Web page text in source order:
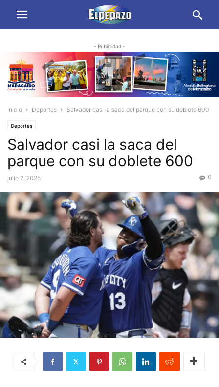
- Publicidad -
Inicio Deportes Salvador casi la saca del parque con su doblete 600
Deportes
Salvador casi la saca del
parque con su doblete 600
julio 2, 2025 0